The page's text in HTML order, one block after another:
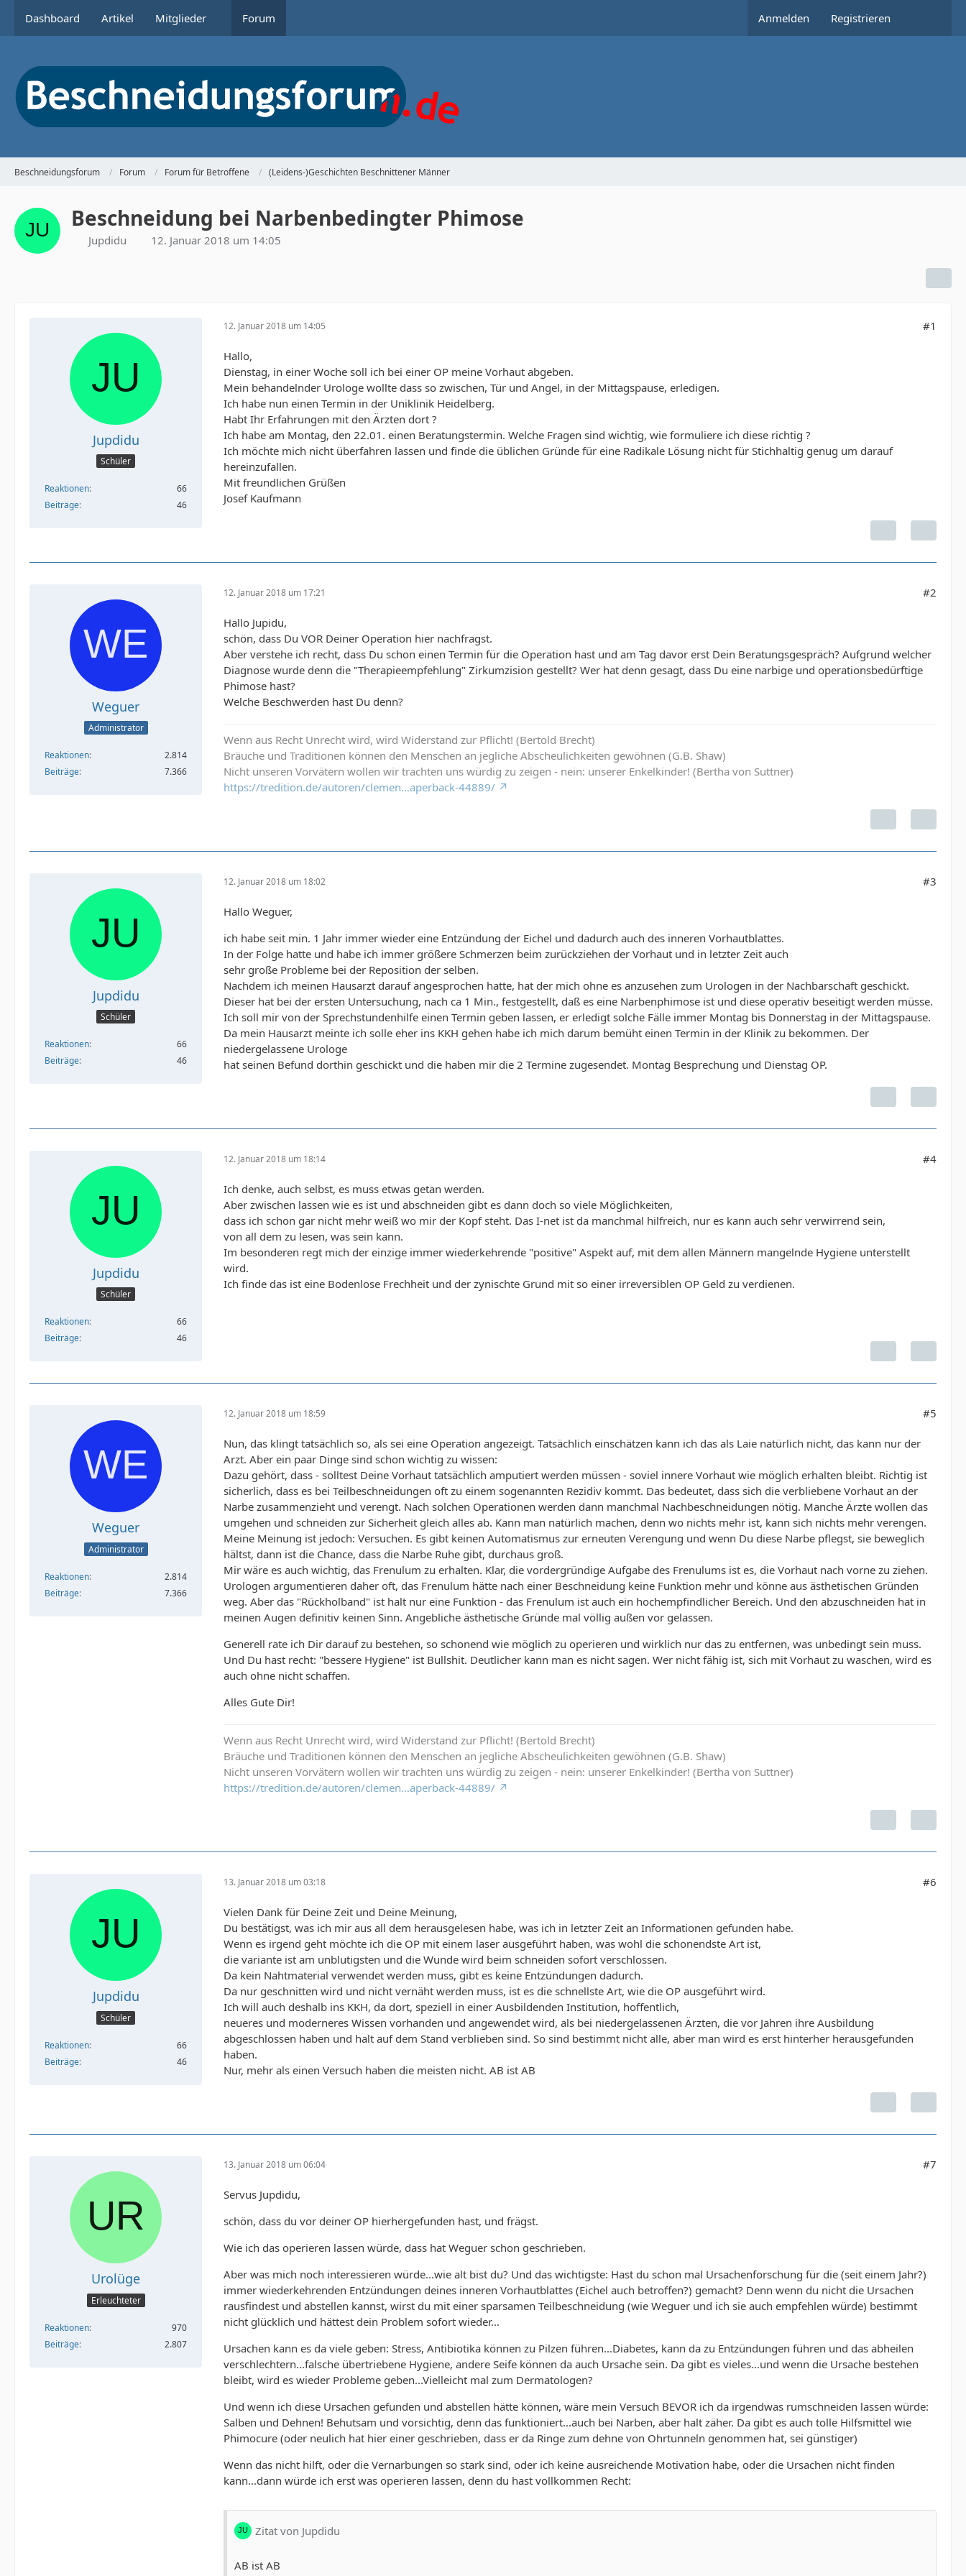
Dashboard Artikel Mitglieder Forum Anmelden Registrieren
Beschneidungsforum Forum Forum für Betroffene (Leidens-)Geschichten Beschnittener Männer
Beschneidung bei Narbenbedingter Phimose
Jupdidu 12. Januar 2018 um 14:05
Jupdidu
Schüler
Reaktionen
66
Beiträge
46
12. Januar 2018 um 14:05 #1
Hallo,
Dienstag, in einer Woche soll ich bei einer OP meine Vorhaut abgeben.
Mein behandelnder Urologe wollte dass so zwischen, Tür und Angel, in der Mittagspause, erledigen.
Ich habe nun einen Termin in der Uniklinik Heidelberg.
Habt Ihr Erfahrungen mit den Ärzten dort ?
Ich habe am Montag, den 22.01. einen Beratungstermin. Welche Fragen sind wichtig, wie formuliere ich diese richtig ?
Ich möchte mich nicht überfahren lassen und finde die üblichen Gründe für eine Radikale Lösung nicht für Stichhaltig genug um darauf
hereinzufallen.
Mit freundlichen Grüßen
Josef Kaufmann
Weguer
Administrator
Reaktionen
2.814
Beiträge
7.366
12. Januar 2018 um 17:21 #2
Hallo Jupidu,
schön, dass Du VOR Deiner Operation hier nachfragst.
Aber verstehe ich recht, dass Du schon einen Termin für die Operation hast und am Tag davor erst Dein Beratungsgespräch? Aufgrund welcher
Diagnose wurde denn die "Therapieempfehlung" Zirkumzision gestellt? Wer hat denn gesagt, dass Du eine narbige und operationsbedürftige
Phimose hast?
Welche Beschwerden hast Du denn?
Wenn aus Recht Unrecht wird, wird Widerstand zur Pflicht! (Bertold Brecht)
Bräuche und Traditionen können den Menschen an jegliche Abscheulichkeiten gewöhnen (G.B. Shaw)
Nicht unseren Vorvätern wollen wir trachten uns würdig zu zeigen - nein: unserer Enkelkinder! (Bertha von Suttner)
https://tredition.de/autoren/clemen…aperback-44889/
Jupdidu
Schüler
Reaktionen
66
Beiträge
46
12. Januar 2018 um 18:02 #3
Hallo Weguer,
ich habe seit min. 1 Jahr immer wieder eine Entzündung der Eichel und dadurch auch des inneren Vorhautblattes.
In der Folge hatte und habe ich immer größere Schmerzen beim zurückziehen der Vorhaut und in letzter Zeit auch
sehr große Probleme bei der Reposition der selben.
Nachdem ich meinen Hausarzt darauf angesprochen hatte, hat der mich ohne es anzusehen zum Urologen in der Nachbarschaft geschickt.
Dieser hat bei der ersten Untersuchung, nach ca 1 Min., festgestellt, daß es eine Narbenphimose ist und diese operativ beseitigt werden müsse.
Ich soll mir von der Sprechstundenhilfe einen Termin geben lassen, er erledigt solche Fälle immer Montag bis Donnerstag in der Mittagspause.
Da mein Hausarzt meinte ich solle eher ins KKH gehen habe ich mich darum bemüht einen Termin in der Klinik zu bekommen. Der
niedergelassene Urologe
hat seinen Befund dorthin geschickt und die haben mir die 2 Termine zugesendet. Montag Besprechung und Dienstag OP.
Jupdidu
Schüler
Reaktionen
66
Beiträge
46
12. Januar 2018 um 18:14 #4
Ich denke, auch selbst, es muss etwas getan werden.
Aber zwischen lassen wie es ist und abschneiden gibt es dann doch so viele Möglichkeiten,
dass ich schon gar nicht mehr weiß wo mir der Kopf steht. Das I-net ist da manchmal hilfreich, nur es kann auch sehr verwirrend sein,
von all dem zu lesen, was sein kann.
Im besonderen regt mich der einzige immer wiederkehrende "positive" Aspekt auf, mit dem allen Männern mangelnde Hygiene unterstellt
wird.
Ich finde das ist eine Bodenlose Frechheit und der zynischte Grund mit so einer irreversiblen OP Geld zu verdienen.
Weguer
Administrator
Reaktionen
2.814
Beiträge
7.366
12. Januar 2018 um 18:59 #5
Nun, das klingt tatsächlich so, als sei eine Operation angezeigt. Tatsächlich einschätzen kann ich das als Laie natürlich nicht, das kann nur der
Arzt. Aber ein paar Dinge sind schon wichtig zu wissen:
Dazu gehört, dass - solltest Deine Vorhaut tatsächlich amputiert werden müssen - soviel innere Vorhaut wie möglich erhalten bleibt. Richtig ist
sicherlich, dass es bei Teilbeschneidungen oft zu einem sogenannten Rezidiv kommt. Das bedeutet, dass sich die verbliebene Vorhaut an der
Narbe zusammenzieht und verengt. Nach solchen Operationen werden dann manchmal Nachbeschneidungen nötig. Manche Ärzte wollen das
umgehen und schneiden zur Sicherheit gleich alles ab. Kann man natürlich machen, denn wo nichts mehr ist, kann sich nichts mehr verengen.
Meine Meinung ist jedoch: Versuchen. Es gibt keinen Automatismus zur erneuten Verengung und wenn Du diese Narbe pflegst, sie beweglich
hältst, dann ist die Chance, dass die Narbe Ruhe gibt, durchaus groß.
Mir wäre es auch wichtig, das Frenulum zu erhalten. Klar, die vordergründige Aufgabe des Frenulums ist es, die Vorhaut nach vorne zu ziehen.
Urologen argumentieren daher oft, das Frenulum hätte nach einer Beschneidung keine Funktion mehr und könne aus ästhetischen Gründen
weg. Aber das "Rückholband" ist halt nur eine Funktion - das Frenulum ist auch ein hochempfindlicher Bereich. Und den abzuschneiden hat in
meinen Augen definitiv keinen Sinn. Angebliche ästhetische Gründe mal völlig außen vor gelassen.
Generell rate ich Dir darauf zu bestehen, so schonend wie möglich zu operieren und wirklich nur das zu entfernen, was unbedingt sein muss.
Und Du hast recht: "bessere Hygiene" ist Bullshit. Deutlicher kann man es nicht sagen. Wer nicht fähig ist, sich mit Vorhaut zu waschen, wird es
auch ohne nicht schaffen.
Alles Gute Dir!
Wenn aus Recht Unrecht wird, wird Widerstand zur Pflicht! (Bertold Brecht)
Bräuche und Traditionen können den Menschen an jegliche Abscheulichkeiten gewöhnen (G.B. Shaw)
Nicht unseren Vorvätern wollen wir trachten uns würdig zu zeigen - nein: unserer Enkelkinder! (Bertha von Suttner)
https://tredition.de/autoren/clemen…aperback-44889/
Jupdidu
Schüler
Reaktionen
66
Beiträge
46
13. Januar 2018 um 03:18 #6
Vielen Dank für Deine Zeit und Deine Meinung,
Du bestätigst, was ich mir aus all dem herausgelesen habe, was ich in letzter Zeit an Informationen gefunden habe.
Wenn es irgend geht möchte ich die OP mit einem laser ausgeführt haben, was wohl die schonendste Art ist,
die variante ist am unblutigsten und die Wunde wird beim schneiden sofort verschlossen.
Da kein Nahtmaterial verwendet werden muss, gibt es keine Entzündungen dadurch.
Da nur geschnitten wird und nicht vernäht werden muss, ist es die schnellste Art, wie die OP ausgeführt wird.
Ich will auch deshalb ins KKH, da dort, speziell in einer Ausbildenden Institution, hoffentlich,
neueres und moderneres Wissen vorhanden und angewendet wird, als bei niedergelassenen Ärzten, die vor Jahren ihre Ausbildung
abgeschlossen haben und halt auf dem Stand verblieben sind. So sind bestimmt nicht alle, aber man wird es erst hinterher herausgefunden
haben.
Nur, mehr als einen Versuch haben die meisten nicht. AB ist AB
Urolüge
Erleuchteter
Reaktionen
970
Beiträge
2.807
13. Januar 2018 um 06:04 #7
Servus Jupdidu,
schön, dass du vor deiner OP hierhergefunden hast, und frägst.
Wie ich das operieren lassen würde, dass hat Weguer schon geschrieben.
Aber was mich noch interessieren würde...wie alt bist du? Und das wichtigste: Hast du schon mal Ursachenforschung für die (seit einem Jahr?)
immer wiederkehrenden Entzündungen deines inneren Vorhautblattes (Eichel auch betroffen?) gemacht? Denn wenn du nicht die Ursachen
rausfindest und abstellen kannst, wirst du mit einer sparsamen Teilbeschneidung (wie Weguer und ich sie auch empfehlen würde) bestimmt
nicht glücklich und hättest dein Problem sofort wieder...
Ursachen kann es da viele geben: Stress, Antibiotika können zu Pilzen führen...Diabetes, kann da zu Entzündungen führen und das abheilen
verschlechtern...falsche übertriebene Hygiene, andere Seife können da auch Ursache sein. Da gibt es vieles...und wenn die Ursache bestehen
bleibt, wird es wieder Probleme geben...Vielleicht mal zum Dermatologen?
Und wenn ich diese Ursachen gefunden und abstellen hätte können, wäre mein Versuch BEVOR ich da irgendwas rumschneiden lassen würde:
Salben und Dehnen! Behutsam und vorsichtig, denn das funktioniert...auch bei Narben, aber halt zäher. Da gibt es auch tolle Hilfsmittel wie
Phimocure (oder neulich hat hier einer geschrieben, dass er da Ringe zum dehne von Ohrtunneln genommen hat, sei günstiger)
Wenn das nicht hilft, oder die Vernarbungen so stark sind, oder ich keine ausreichende Motivation habe, oder die Ursachen nicht finden
kann...dann würde ich erst was operieren lassen, denn du hast vollkommen Recht:
Zitat von Jupdidu
AB ist AB